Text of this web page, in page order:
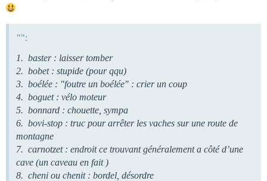
"":
1. baster : laisser tomber
2. bobet : stupide (pour qqu)
3. boélée : "foutre un boélée" : crier un coup
4. boguet : vélo moteur
5. bonnard : chouette, sympa
6. bovi-stop : truc pour arrêter les vaches sur une route de
montagne
7. carnotzet : endroit ce trouvant généralement a côté d’une
cave (un caveau en fait )
8. cheni ou chenit : bordel, désordre